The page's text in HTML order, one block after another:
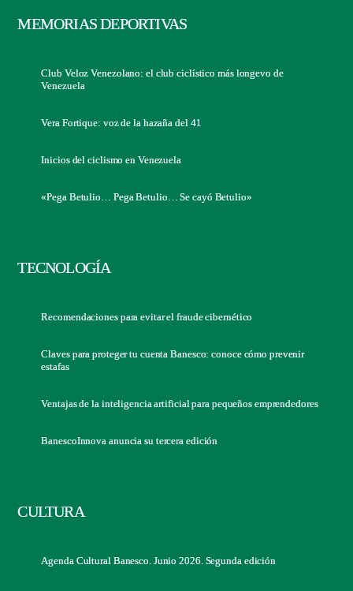
MEMORIAS DEPORTIVAS
Club Veloz Venezolano: el club ciclístico más longevo de
Venezuela
Vera Fortique: voz de la hazaña del 41
Inicios del ciclismo en Venezuela
«Pega Betulio… Pega Betulio… Se cayó Betulio»
TECNOLOGÍA
Recomendaciones para evitar el fraude cibernético
Claves para proteger tu cuenta Banesco: conoce cómo prevenir
estafas
Ventajas de la inteligencia artificial para pequeños emprendedores
BanescoInnova anuncia su tercera edición
CULTURA
Agenda Cultural Banesco. Junio 2026. Segunda edición